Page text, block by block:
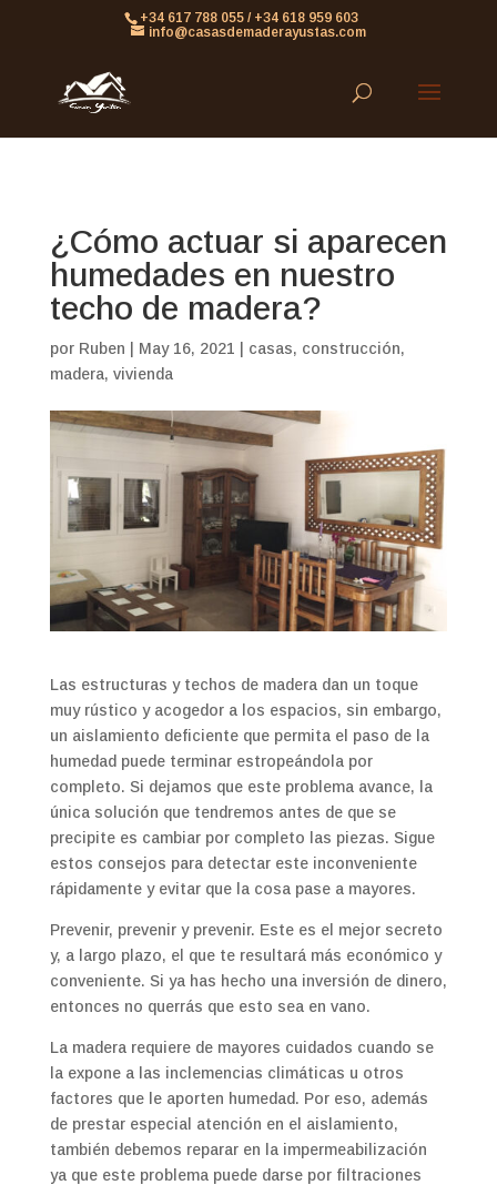
861613063953479
+34 617 788 055 / +34 618 959 603
info@casasdemaderayustas.com
¿Cómo actuar si aparecen
humedades en nuestro
techo de madera?
por Ruben May 16, 2021 casas, construcción,
madera, vivienda
Las estructuras y techos de madera dan un toque
muy rústico y acogedor a los espacios, sin embargo,
un aislamiento deficiente que permita el paso de la
humedad puede terminar estropeándola por
completo. Si dejamos que este problema avance, la
única solución que tendremos antes de que se
precipite es cambiar por completo las piezas. Sigue
estos consejos para detectar este inconveniente
rápidamente y evitar que la cosa pase a mayores.
Prevenir, prevenir y prevenir. Este es el mejor secreto
y, a largo plazo, el que te resultará más económico y
conveniente. Si ya has hecho una inversión de dinero,
entonces no querrás que esto sea en vano.
La madera requiere de mayores cuidados cuando se
la expone a las inclemencias climáticas u otros
factores que le aporten humedad. Por eso, además
de prestar especial atención en el aislamiento,
también debemos reparar en la impermeabilización
ya que este problema puede darse por filtraciones